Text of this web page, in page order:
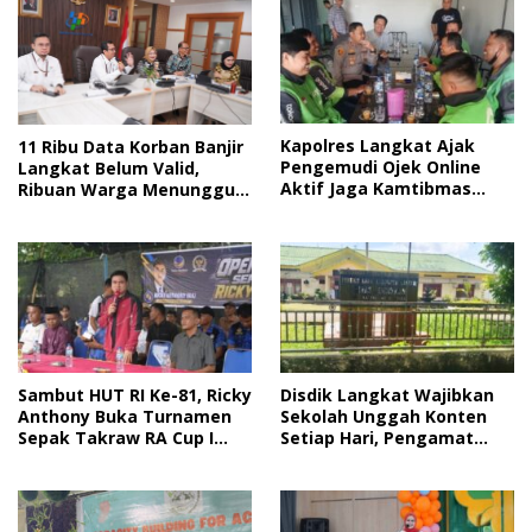
11 Ribu Data Korban Banjir
Langkat Belum Valid,
Ribuan Warga Menunggu
Kapolres Langkat Ajak
Pengemudi Ojek Online
Aktif Jaga Kamtibmas
Sambut HUT RI Ke-81, Ricky
Anthony Buka Turnamen
Sepak Takraw RA Cup I
Disdik Langkat Wajibkan
Sekolah Unggah Konten
Setiap Hari, Pengamat